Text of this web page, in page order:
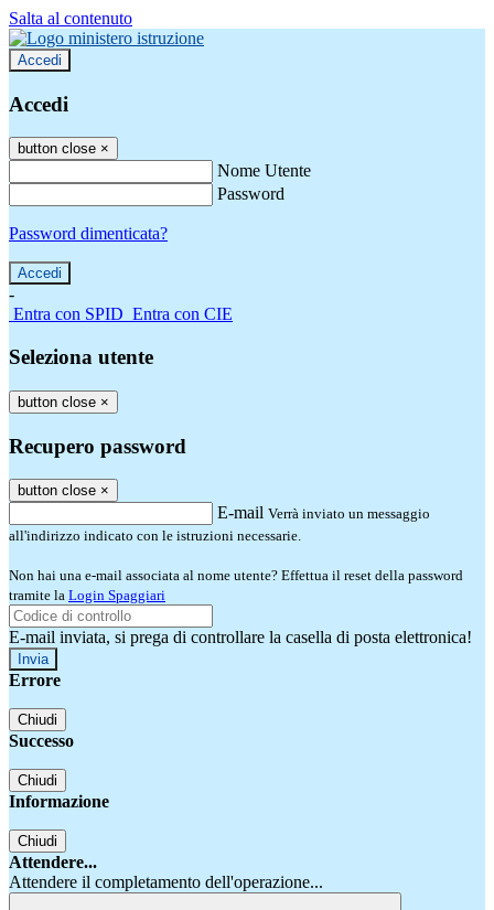
Salta al contenuto
Accedi
Accedi
button close ×
Nome Utente
Password
Password dimenticata?
-
Entra con SPID Entra con CIE
Seleziona utente
button close ×
Recupero password
button close ×
E-mail Verrà inviato un messaggio
all'indirizzo indicato con le istruzioni necessarie.
Non hai una e-mail associata al nome utente? Effettua il reset della password
tramite la Login Spaggiari
E-mail inviata, si prega di controllare la casella di posta elettronica!
Errore
Chiudi
Successo
Chiudi
Informazione
Chiudi
Attendere...
Attendere il completamento dell'operazione...